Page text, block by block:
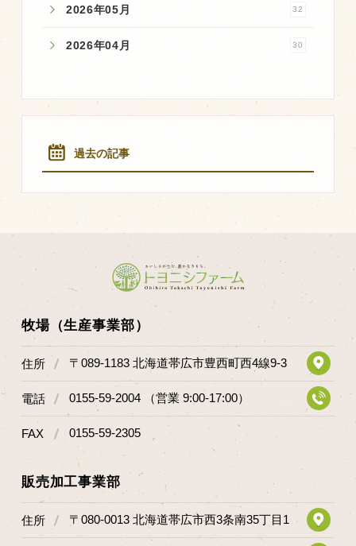
2026年05月 32
2026年04月 30
過去の記事
牧場（生産事業部）
住所 〒089-1183 北海道帯広市豊西町西4線9-3
電話 0155-59-2004 （営業 9:00-17:00）
FAX 0155-59-2305
販売加工事業部
住所 〒080-0013 北海道帯広市西3条南35丁目1